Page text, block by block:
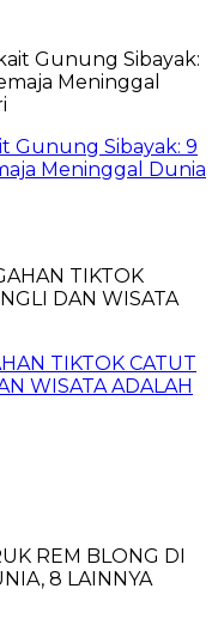
Gunung Sibayak: 9
Meninggal Dunia
TIKTOK CATUT
WISATA ADALAH